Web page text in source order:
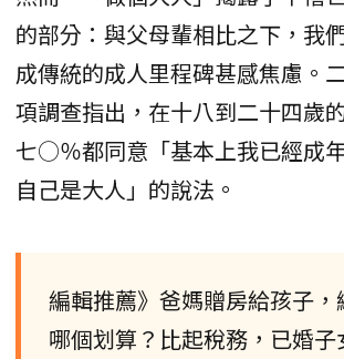
的部分：與父母輩相比之下，我
成傳統的成人里程碑甚感焦慮。
項調查指出，在十八到二十四歲
七○％都同意「基本上我已經成
自己是大人」的說法。
編輯推薦》爸媽贈房給孩子
哪個划算？比起稅務，已婚子